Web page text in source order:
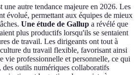
autre tendance majeure en 2026. Les
évolué, permettant aux équipes de mieux
Une étude de Gallup a révélé que
plus productifs lorsqu'ils se sentaient
de travail. Les dirigeants ont tout à
du travail flexible, favorisant ainsi
vie professionnelle et personnelle, ce qui
des outils numériques collaboratifs